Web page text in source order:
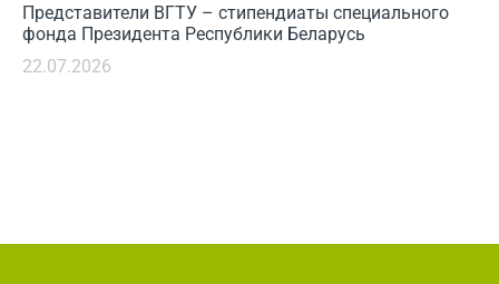
Представители ВГТУ – стипендиаты специального
фонда Президента Республики Беларусь
22.07.2026